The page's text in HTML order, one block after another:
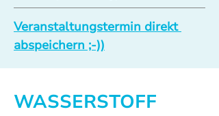
Veranstaltungstermin direkt
abspeichern ;-))
WASSERSTOFF